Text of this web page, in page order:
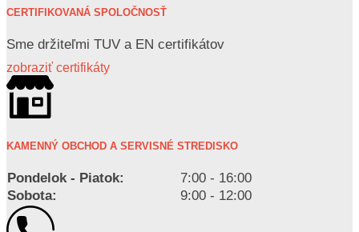
CERTIFIKOVANÁ SPOLOČNOSŤ
Sme držiteľmi TUV a EN certifikátov
zobraziť certifikáty
KAMENNÝ OBCHOD A SERVISNÉ STREDISKO
Pondelok - Piatok:
7:00 - 16:00
Sobota:
9:00 - 12:00